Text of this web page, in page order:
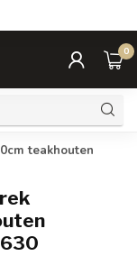
0
teakhouten